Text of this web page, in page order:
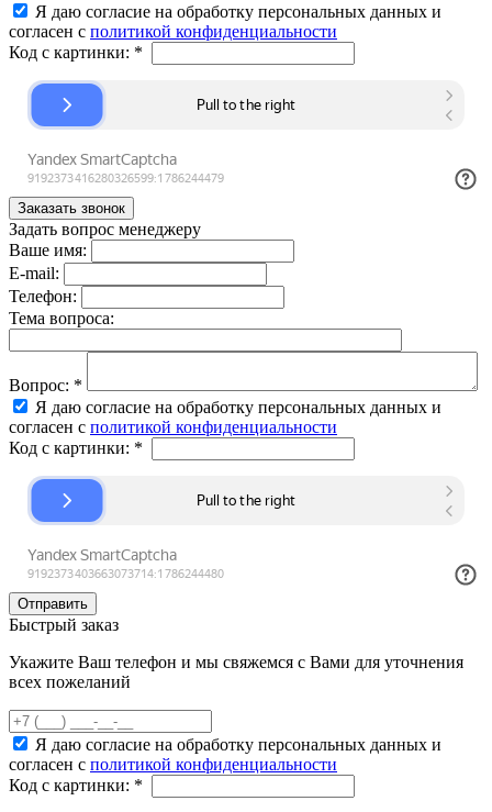
Я даю согласие на обработку персональных данных и
согласен с политикой конфиденциальности
Код с картинки: *
Задать вопрос менеджеру
Ваше имя:
E-mail:
Телефон:
Тема вопроса:
Вопрос: *
Я даю согласие на обработку персональных данных и
согласен с политикой конфиденциальности
Код с картинки: *
Быстрый заказ
Укажите Ваш телефон и мы свяжемся с Вами для уточнения
всех пожеланий
Я даю согласие на обработку персональных данных и
согласен с политикой конфиденциальности
Код с картинки: *